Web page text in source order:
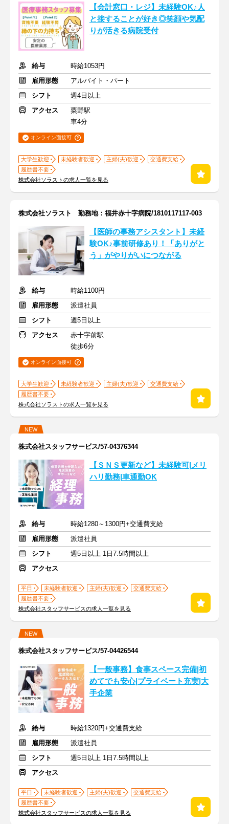
【会計窓口・レジ】未経験OK♪人
と接することが好き◎笑顔や気配
りが活きる病院受付
給与
時給1053円
雇用形態
アルバイト・パート
シフト
週4日以上
アクセス
粟野駅
車4分
オンライン面接可
大学生歓迎 未経験者歓迎 主婦(夫)歓迎
交通費支給
履歴書不要
株式会社ソラストの求人一覧を見る
株式会社ソラスト 勤務地：福井赤十字病院/1810117117-003
【医師の事務アシスタント】未経
験OK♪事前研修あり！「ありがと
う」がやりがいにつながる
給与
時給1100円
雇用形態
派遣社員
シフト
週5日以上
アクセス
赤十字前駅
徒歩6分
オンライン面接可
大学生歓迎 未経験者歓迎 主婦(夫)歓迎
交通費支給
履歴書不要
株式会社ソラストの求人一覧を見る
NEW
株式会社スタッフサービス/57-04376344
【ＳＮＳ更新など】未経験可|メリ
ハリ勤務|車通勤OK
給与
時給1280～1300円+交通費支給
雇用形態
派遣社員
シフト
週5日以上 1日7.5時間以上
アクセス
平日 未経験者歓迎 主婦(夫)歓迎
交通費支給
履歴書不要
株式会社スタッフサービスの求人一覧を見る
NEW
株式会社スタッフサービス/57-04426544
【一般事務】食事スペース完備|初
めてでも安心|プライベート充実|大
手企業
給与
時給1320円+交通費支給
雇用形態
派遣社員
シフト
週5日以上 1日7.5時間以上
アクセス
平日 未経験者歓迎 主婦(夫)歓迎
交通費支給
履歴書不要
株式会社スタッフサービスの求人一覧を見る